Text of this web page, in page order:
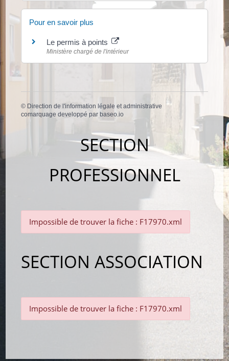
Pour en savoir plus
Le permis à points
Ministère chargé de l'intérieur
© Direction de l'information légale et administrative
comarquage developpé parbaseo.io
SECTION
PROFESSIONNEL
Impossible de trouver la fiche : F17970.xml
SECTION ASSOCIATION
Impossible de trouver la fiche : F17970.xml